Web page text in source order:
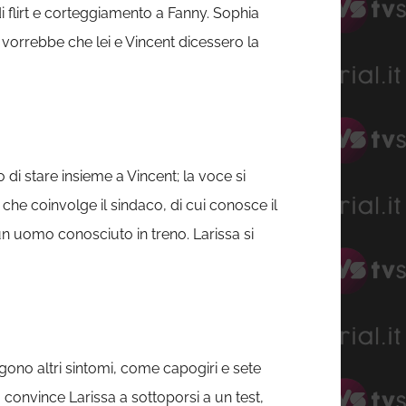
e corteggiamento a Fanny. Sophia
che lei e Vincent dicessero la
stare insieme a Vincent; la voce si
coinvolge il sindaco, di cui conosce il
uomo conosciuto in treno. Larissa si
altri sintomi, come capogiri e sete
Larissa a sottoporsi a un test,